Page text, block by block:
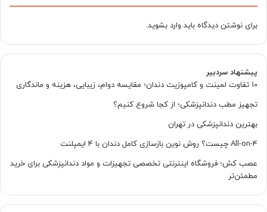
برای نوشتن دیدگاه باید وارد بشوید.
پیشنهاد سردبیر
10 تفاوت لمینت و کامپوزیت دندان؛ مقایسه دوام، زیبایی، هزینه و ماندگاری
تجهیز مطب دندانپزشکی؛ از کجا شروع کنیم؟
بهترین دندانپزشکی در تهران
All-on-4 چیست؟ روش نوین بازسازی کامل دندان با 4 ایمپلنت
عصب کش؛ فروشگاه اینترنتی تخصصی تجهیزات و مواد دندانپزشکی برای خرید
مطمئن‌تر